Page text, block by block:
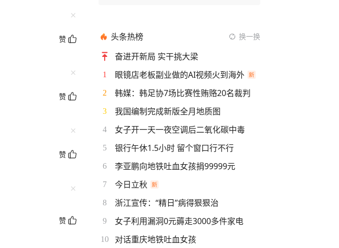
赞
赞
赞
赞
头条热榜 换一换
奋进开新局 实干挑大梁
1 眼镜店老板副业做的AI视频火到海外
2 韩媒：韩足协7场比赛性贿赂20名裁判
3 我国编制完成新版全月地质图
4 女子开一天一夜空调后二氧化碳中毒
5 银行午休1.5小时 留个窗口行不行
6 李亚鹏向地铁吐血女孩捐99999元
7 今日立秋
8 浙江宣传：“精日”病得狠狠治
9 女子利用漏洞0元薅走3000多件家电
10 对话重庆地铁吐血女孩